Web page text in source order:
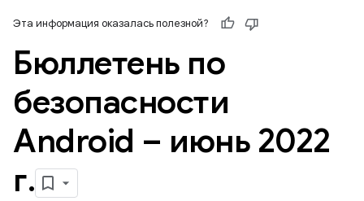
Эта информация оказалась полезной?
Бюллетень по
безопасности
Android – июнь 2022
г.